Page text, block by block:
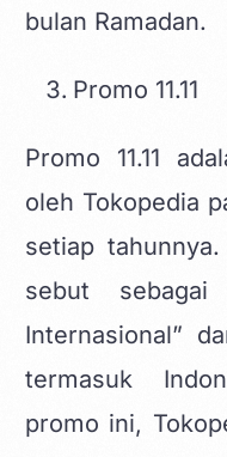
bulan Ramadan.
Promo 11.11
Promo 11.11
oleh Tokopedia
setiap
sebut
Internasional”
termasuk
promo ini,